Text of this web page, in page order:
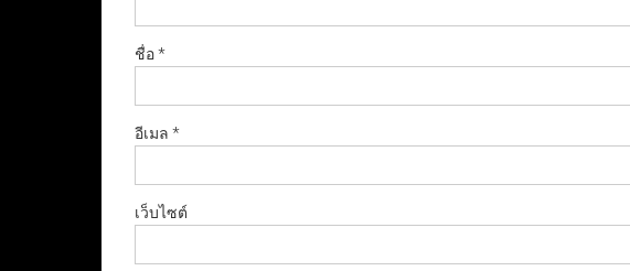
ชื่อ*
อีเมล *
เว็บไซต์